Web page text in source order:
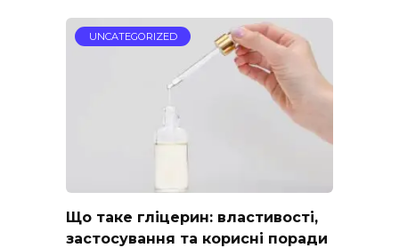
UNCATEGORIZED
Що таке гліцерин: властивості,
застосування та корисні поради